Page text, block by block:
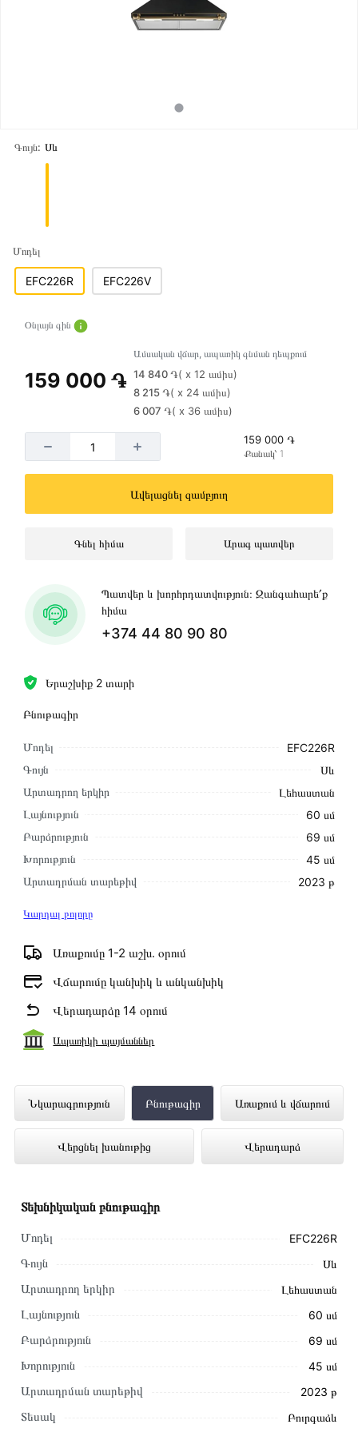
Գույն: Սև
Մոդել
EFC226R EFC226V
Երաշխիք 2 տարի
Բնութագիր
Մոդել
EFC226R
Գույն
Սև
Արտադրող երկիր
Լեհաստան
Լայնություն
60 սմ
Բարձրություն
69 սմ
Խորություն
45 սմ
Արտադրման տարեթիվ
2023 թ
Կարդալ բոլորը
Առաքումը 1-2 աշխ․ օրում
Վճարումը կանխիկ և անկանխիկ
Վերադարձը 14 օրում
Ապառիկի պայմաններ
Օնլայն գին
159 000 ֏
Ամսական վճար, ապառիկ գնման դեպքում
14 840 ֏( x 12 ամիս)
8 215 ֏( x 24 ամիս)
6 007 ֏( x 36 ամիս)
159 000 ֏
Քանակ՝ 1
Ավելացնել զամբյուղ
Գնել հիմա Արագ պատվեր
Պատվեր և խորհրդատվություն։ Զանգահարե՛ք
հիմա
+374 44 80 90 80
Նկարագրություն Բնութագիր Առաքում և վճարում
Վերցնել խանութից Վերադարձ
Օդաքարշ Պահարան ELECTROLUX
EFC226R ներկայացված է Technomix
առցանց խանութում լավագույն գնով 159
Տեխնիկական բնութագիր
Մոդել EFC226R
Գույն Սև
Արտադրող երկիր Լեհաստան
Լայնություն 60 սմ
Բարձրություն 69 սմ
Խորություն 45 սմ
Արտադրման տարեթիվ 2023 թ
Տեսակ Բուրգաձև